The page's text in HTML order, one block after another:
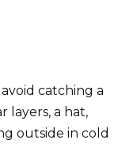
catching a
layers, a hat,
outside in cold